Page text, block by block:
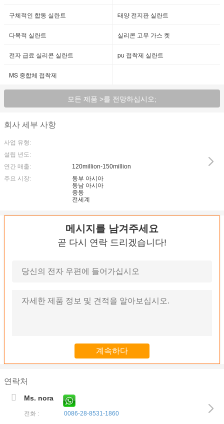
구체적인 합동 실란트 태양 전지판 실란트
다목적 실란트 실리콘 고무 가스 켓
전자 급료 실리콘 실란트 pu 접착제 실란트
MS 중합체 접착제
모든 제품 >를 전망하십시오;
회사 세부 사항
사업 유형:
설립 년도:
연간 매출:
120million-150million
주요 시장:
동부 아시아
동남 아시아
중동
전세계
메시지를 남겨주세요
곧 다시 연락 드리겠습니다!
연락처
Ms. nora
전화 : 0086-28-8531-1860